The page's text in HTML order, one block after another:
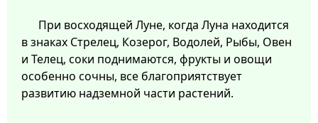
При восходящей Луне, когда Луна находится
в знаках Стрелец, Козерог, Водолей, Рыбы, Овен
и Телец, соки поднимаются, фрукты и овощи
особенно сочны, все благоприятствует
развитию надземной части растений.